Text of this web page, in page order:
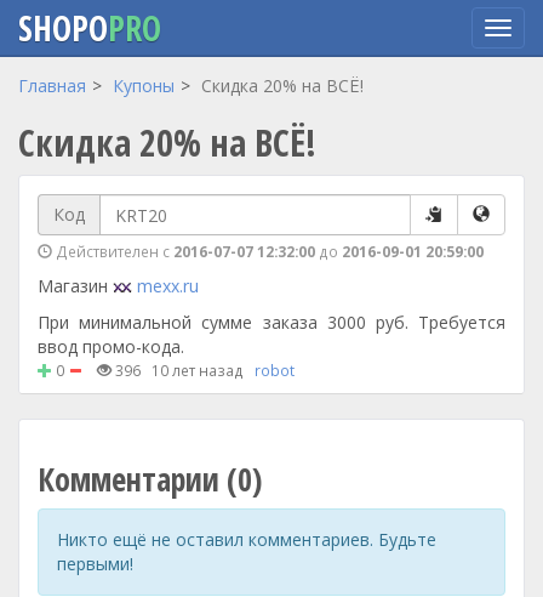
Перейти
основному
содержанию
SHOPOPRO
Главная Купоны Скидка 20% на ВСЁ!
Скидка 20% на ВСЁ!
Код
Действителен с 2016-07-07 12:32:00 до 2016-09-01 20:59:00
Магазин
mexx.ru
При минимальной сумме заказа 3000 руб. Требуется
ввод промо-кода.
0 396 10 лет назад robot
Комментарии (0)
Никто ещё не оставил комментариев. Будьте
первыми!